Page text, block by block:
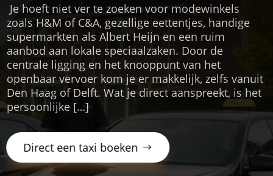
​ Je hoeft niet ver te zoeken voor modewinkels
zoals H&M of C&A, gezellige eettentjes, handige
supermarkten als Albert Heijn en een ruim
aanbod aan lokale speciaalzaken.​ Door de
centrale ligging en het knooppunt van het
openbaar vervoer kom je er makkelijk, zelfs vanuit
Den Haag of Delft.​ Wat je direct aanspreekt, is het
persoonlijke […]
Direct een taxi boeken